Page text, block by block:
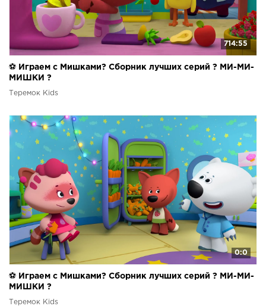
714:55
⚽ Играем с Мишками? Сборник лучших серий ? МИ-МИ-
МИШКИ ?
Теремок Kids
0:0
⚽ Играем с Мишками? Сборник лучших серий ? МИ-МИ-
МИШКИ ?
Теремок Kids